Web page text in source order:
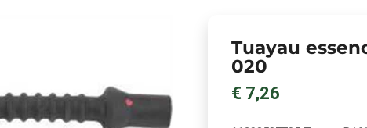
Tuayau
020
€ 7,26